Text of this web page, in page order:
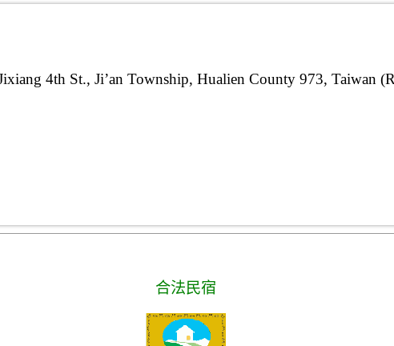
4th St., Ji’an Township, Hualien County 973, Taiwan
合法民宿